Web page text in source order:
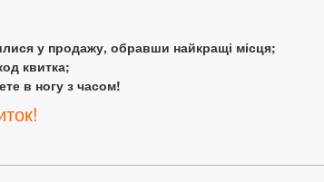
у продажу, обравши найкращі місця;
квитка;
в ногу з часом!